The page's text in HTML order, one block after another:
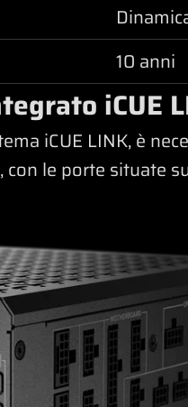
10 anni
iCUE
iCUE LINK, è
con le porte situate